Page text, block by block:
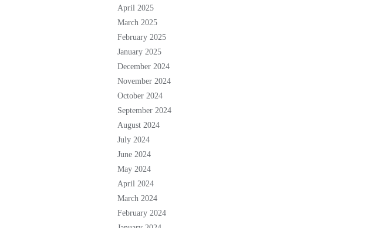
April 2025
March 2025
February 2025
January 2025
December 2024
November 2024
October 2024
September 2024
August 2024
July 2024
June 2024
May 2024
April 2024
March 2024
February 2024